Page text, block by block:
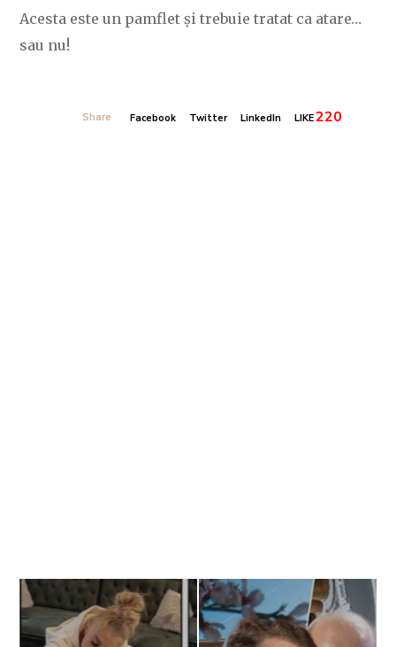
Acesta este un pamflet și trebuie tratat ca atare…
sau nu!
Share Facebook Twitter LinkedIn LIKE220